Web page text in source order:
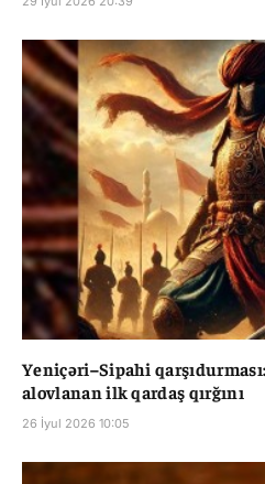
Yeniçəri–Sipahi
alovlanan ilk qardaş qırğını
26 İyul 2026 10:05